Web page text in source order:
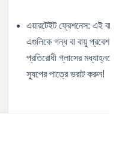
এয়ারটেইট ফ্রেশনেস: এই
এগুলিকে গন্ধ বা বায়ু প্রবেশ
প্রতিরোধী গ্লাসের
স্যুপের পাত্রে ভরাট করুন!